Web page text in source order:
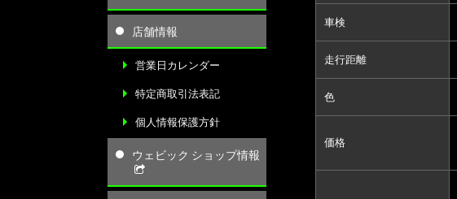
店舗情報
営業日カレンダー
特定商取引法表記
個人情報保護方針
ウェビック ショップ情報
車検
走行距離
色
価格